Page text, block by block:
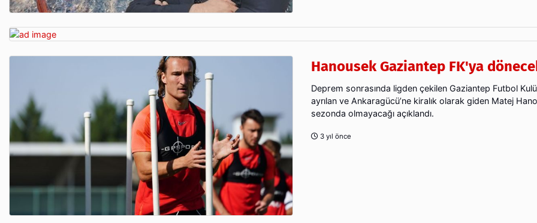
Hanousek Gaziantep FK'ya
Deprem sonrasında ligden çekilen Gaziantep Futbol
ayrılan ve Ankaragücü’ne kiralık olarak giden Matej
sezonda olmayacağı açıklandı.
3 yıl önce